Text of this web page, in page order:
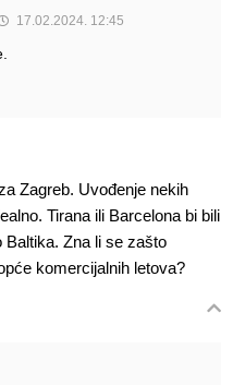
17.02.2024. 12:45
Zagreb. Uvođenje nekih
Tirana ili Barcelona bi bili
Baltika. Zna li se zašto
komercijalnih letova?